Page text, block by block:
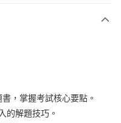
，掌握考試核心要點。
的解題技巧。